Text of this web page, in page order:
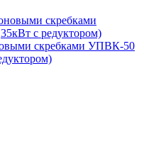
скребками УПВК-50